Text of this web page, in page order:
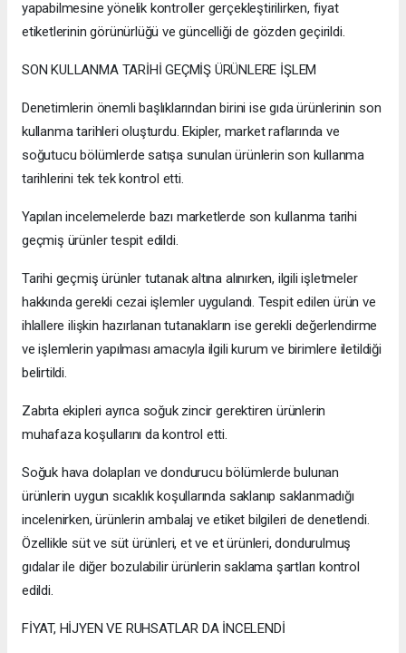
yapabilmesine yönelik kontroller gerçekleştirilirken, fiyat
etiketlerinin görünürlüğü ve güncelliği de gözden geçirildi.
SON KULLANMA TARİHİ GEÇMİŞ ÜRÜNLERE İŞLEM
Denetimlerin önemli başlıklarından birini ise gıda ürünlerinin son
kullanma tarihleri oluşturdu. Ekipler, market raflarında ve
soğutucu bölümlerde satışa sunulan ürünlerin son kullanma
tarihlerini tek tek kontrol etti.
Yapılan incelemelerde bazı marketlerde son kullanma tarihi
geçmiş ürünler tespit edildi.
Tarihi geçmiş ürünler tutanak altına alınırken, ilgili işletmeler
hakkında gerekli cezai işlemler uygulandı. Tespit edilen ürün ve
ihlallere ilişkin hazırlanan tutanakların ise gerekli değerlendirme
ve işlemlerin yapılması amacıyla ilgili kurum ve birimlere iletildiği
belirtildi.
Zabıta ekipleri ayrıca soğuk zincir gerektiren ürünlerin
muhafaza koşullarını da kontrol etti.
Soğuk hava dolapları ve dondurucu bölümlerde bulunan
ürünlerin uygun sıcaklık koşullarında saklanıp saklanmadığı
incelenirken, ürünlerin ambalaj ve etiket bilgileri de denetlendi.
Özellikle süt ve süt ürünleri, et ve et ürünleri, dondurulmuş
gıdalar ile diğer bozulabilir ürünlerin saklama şartları kontrol
edildi.
FİYAT, HİJYEN VE RUHSATLAR DA İNCELENDİ